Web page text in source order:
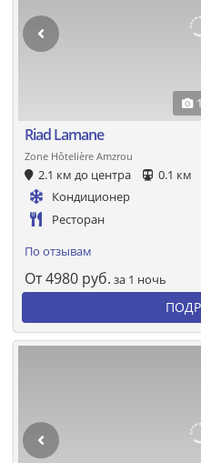
Riad Lamane
Zone Hôtelière Amzrou
2.1 км до центра 0.1 км
Кондиционер
Ресторан
По отзывам
От4980 руб. за 1 ночь